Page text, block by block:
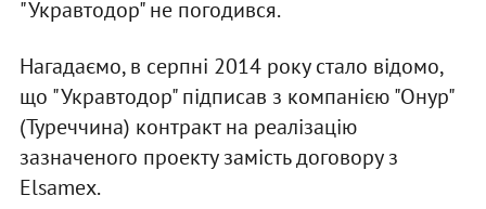
"Укравтодор" не погодився.
Нагадаємо, в серпні 2014 року стало відомо,
що "Укравтодор" підписав з компанією "Онур"
(Туреччина) контракт на реалізацію
зазначеного проекту замість договору з
Elsamex.